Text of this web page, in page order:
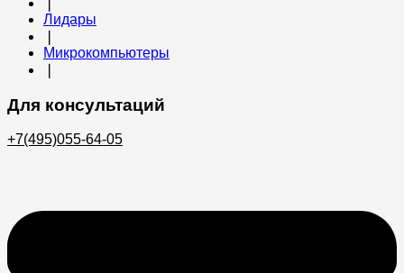
Лидары
Микрокомпьютеры
Для консультаций
+7(495)055-64-05